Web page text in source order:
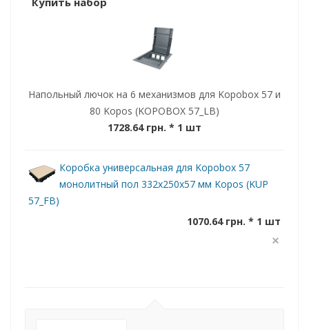
Напольный лючок на 6 механизмов для Kopobox 57 и
80 Kopos (KOPOBOX 57_LB)
1728.64 грн. * 1 шт
Коробка универсальная для Kopobox 57
монолитный пол 332х250х57 мм Kopos (KUP
57_FB)
1070.64 грн. * 1 шт